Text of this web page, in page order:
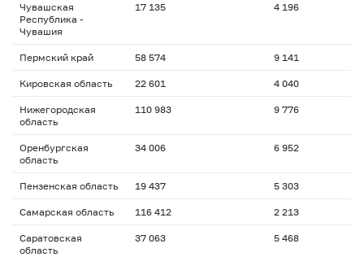
Чувашская
Республика -
Чувашия
17 135 4 196
Пермский край 58 574 9 141
Кировская область 22 601 4 040
Нижегородская
область
110 983 9 776
Оренбургская
область
34 006 6 952
Пензенская область 19 437 5 303
Самарская область 116 412 2 213
Саратовская
область
37 063 5 468